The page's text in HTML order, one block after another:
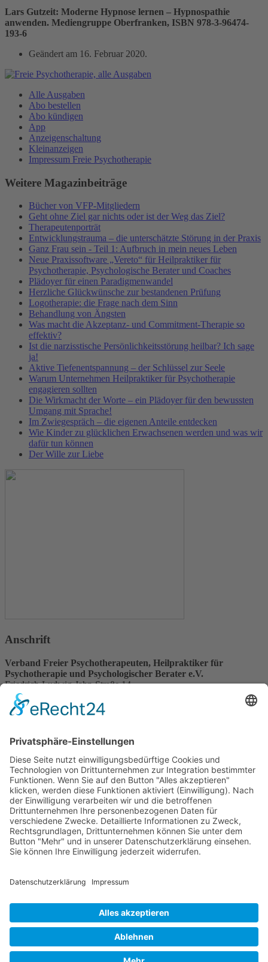
Lars Gutzeit: Moderne Hypnose lernen – Hypnospathie
anwenden. Mediengruppe Oberfranken, ISBN 978-3-96474-
193-6
Geändert am 16. Februar 2020.
Alle Ausgaben
Abo bestellen
Abo kündigen
App
Anzeigenschaltung
Kleinanzeigen
Impressum Freie Psychotherapie
Weitere Magazinbeiträge
Bücher von VFP-Mitgliedern
Geht ohne Ziel gar nichts oder ist der Weg das Ziel?
Therapeutenporträt
Entwicklungstrauma – die unterschätzte Störung in der Praxis
Ganz Frau sein - Teil 1: Aufbruch in mein neues Leben
Neue Praxissoftware „Vereto“ für Heilpraktiker für
Psychotherapie, Psychologische Berater und Coaches
Plädoyer für einen Paradigmenwandel
Herzliche Glückwünsche zur bestandenen Prüfung
Logotherapie: die Frage nach dem Sinn
Behandlung von Ängsten
Was macht die Akzeptanz- und Commitment-Therapie so
effektiv?
Ist die narzisstische Persönlichkeitsstörung heilbar? Ich sage
ja!
Aktive Tiefenentspannung – der Schlüssel zur Seele
Warum Unternehmen Heilpraktiker für Psychotherapie
engagieren sollten
Die Wirkmacht der Worte – ein Plädoyer für den bewussten
Umgang mit Sprache!
Im Zwiegespräch – die eigenen Anteile entdecken
Wie Kinder zu glücklichen Erwachsenen werden und was wir
dafür tun können
Der Wille zur Liebe
Anschrift
Verband Freier Psychotherapeuten, Heilpraktiker für
Psychotherapie und Psychologischer Berater e.V.
Friedrich-Ludwig-Jahn-Straße 14
31582 Nienburg/Weser
Service-Team
05021-8650320
Diese E-Mail-Adresse ist vor Spambots geschützt! Zur Anzeige
muss JavaScript eingeschaltet sein.
Wir sind Mitglied
Impressum
Login